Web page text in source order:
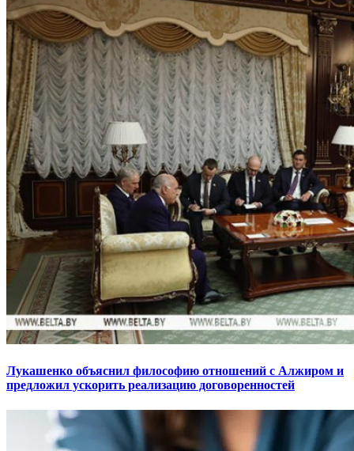
Лукашенко объяснил философию отношений с Алжиром и
предложил ускорить реализацию договоренностей